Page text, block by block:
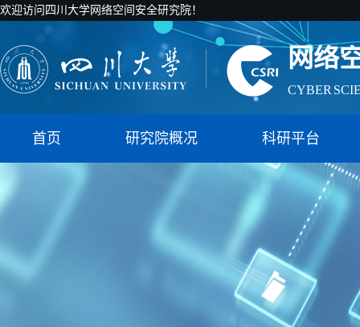
欢迎访问四川大学网络空间安全研究院！
网络
CYBER
国家智能
网络
CYBER
首页 研究院概况 科研平台